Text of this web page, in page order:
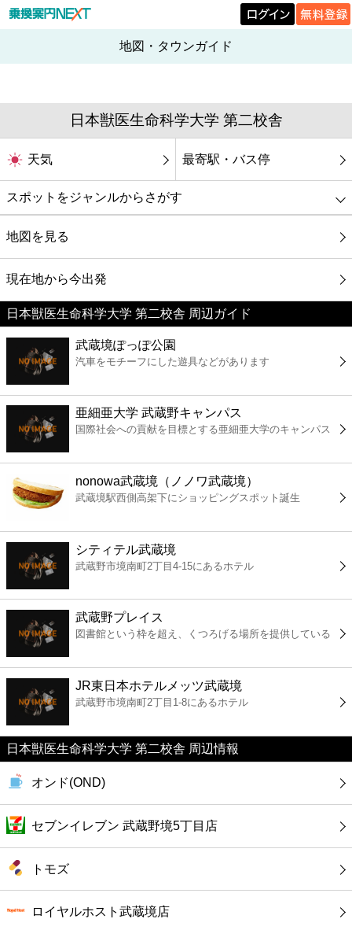
地図・タウンガイド
日本獣医生命科学大学 第二校舎
天気 最寄駅・バス停
スポットをジャンルからさがす
グルメ
映画
美容
コンビニ
薬局
スーパー
エンタメ
レジャー
書店
ファミレス
ファーストフード
カフェ
ショッピング
公共
病院
地図を見る
現在地から今出発
日本獣医生命科学大学 第二校舎 周辺ガイド
武蔵境ぽっぽ公園
汽車をモチーフにした遊具などがあります
亜細亜大学 武蔵野キャンパス
国際社会への貢献を目標とする亜細亜大学のキャンパス
nonowa武蔵境（ノノワ武蔵境）
武蔵境駅西側高架下にショッピングスポット誕生
シティテル武蔵境
武蔵野市境南町2丁目4-15にあるホテル
武蔵野プレイス
図書館という枠を超え、くつろげる場所を提供している
JR東日本ホテルメッツ武蔵境
武蔵野市境南町2丁目1-8にあるホテル
日本獣医生命科学大学 第二校舎 周辺情報
オンド(OND)
セブンイレブン 武蔵野境5丁目店
トモズ
ロイヤルホスト武蔵境店